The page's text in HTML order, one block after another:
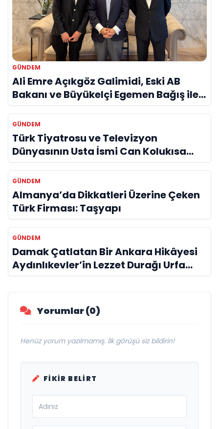
GÜNDEM
Ali Emre Açıkgöz Galimidi, Eski AB
Bakanı ve Büyükelçi Egemen Bağış ile
Bir Araya Geldi
GÜNDEM
Türk Tiyatrosu ve Televizyon
Dünyasının Usta İsmi Can Kolukısa
Hayatını Kaybetti
GÜNDEM
Almanya’da Dikkatleri Üzerine Çeken
Türk Firması: Taşyapı
GÜNDEM
Damak Çatlatan Bir Ankara Hikâyesi
Aydınlıkevler’in Lezzet Durağı Urfa
Damak
Yorumlar (0)
Henüz yorum yazılmamış. İlk görüşü siz bildirin!
FIKIR BELIRT